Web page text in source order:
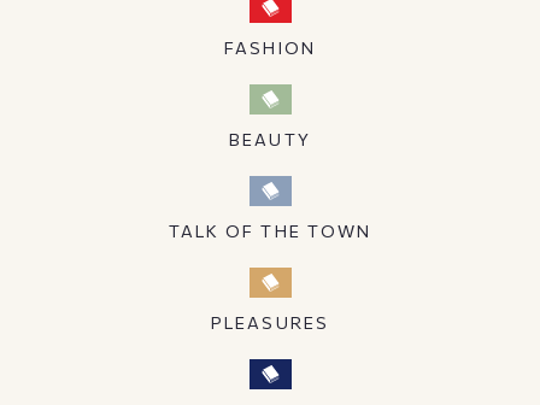
FASHION
BEAUTY
TALK OF THE TOWN
PLEASURES